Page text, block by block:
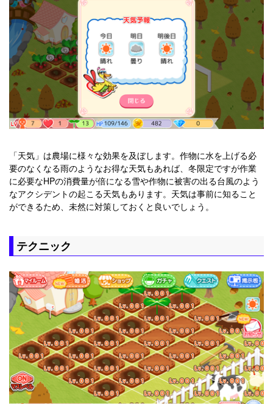
「天気」は農場に様々な効果を及ぼします。作物に水を上げる必
要のなくなる雨のようなお得な天気もあれば、冬限定ですが作業
に必要なHPの消費量が倍になる雪や作物に被害の出る台風のよう
なアクシデントの起こる天気もあります。天気は事前に知ること
ができるため、未然に対策しておくと良いでしょう。
テクニック